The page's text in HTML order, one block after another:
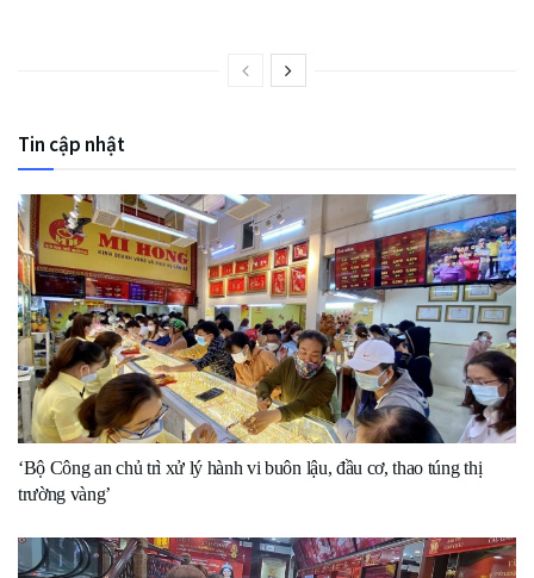
Tin cập nhật
‘Bộ Công an chủ trì xử lý hành vi buôn lậu, đầu cơ, thao túng thị
trường vàng’